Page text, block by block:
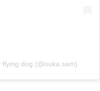
dog (@ouka.sam)